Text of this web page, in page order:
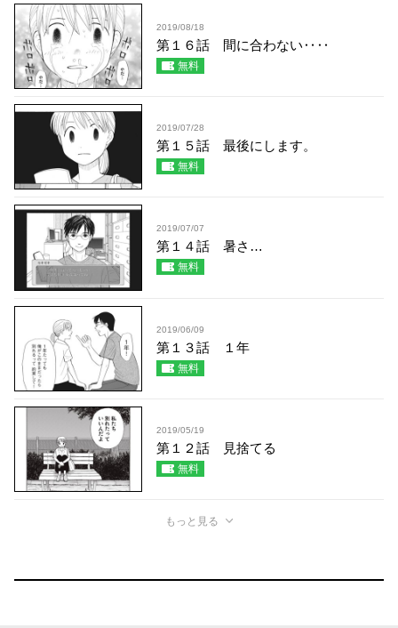
2019/08/18
第１６話 間に合わない‥‥
無料
2019/07/28
第１５話 最後にします。
無料
2019/07/07
第１４話 暑さ…
無料
2019/06/09
第１３話 １年
無料
2019/05/19
第１２話 見捨てる
無料
もっと見る